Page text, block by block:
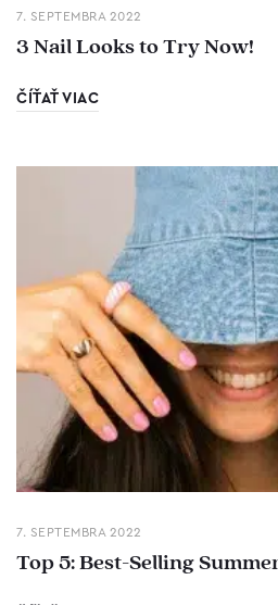
7. SEPTEMBRA 2022
3 Nail Looks to Try Now!
ČÍŤAŤ VIAC
7. SEPTEMBRA 2022
Top 5: Best-Selling